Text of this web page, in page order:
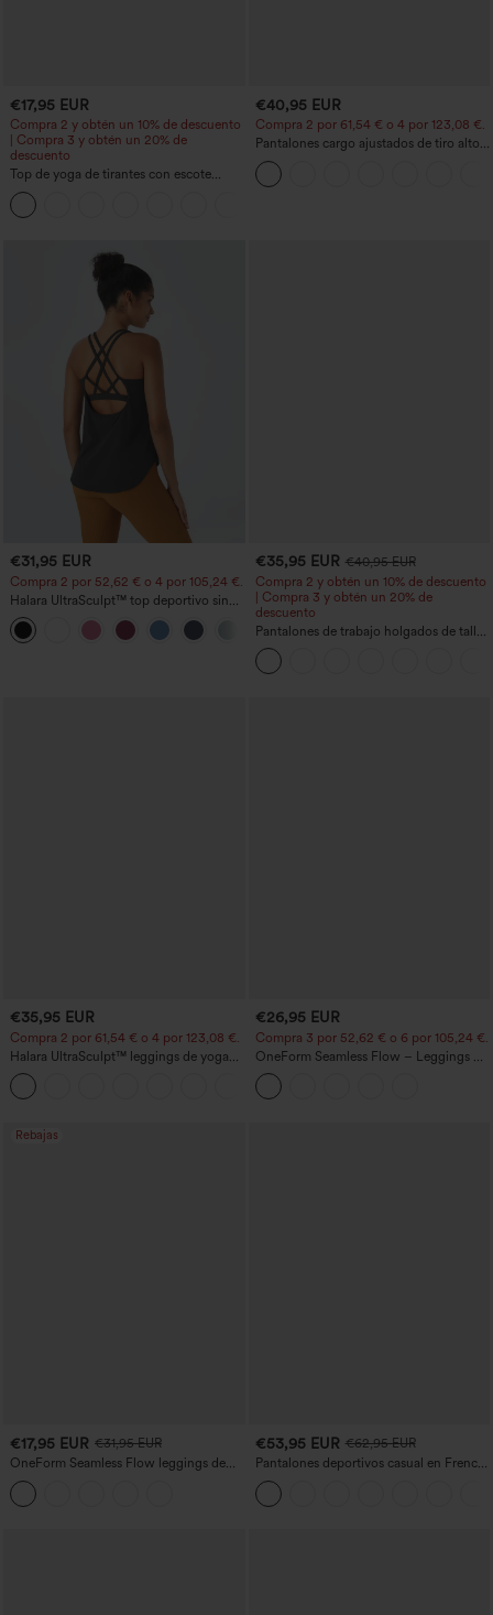
€17,95 EUR
Compra 2 y obtén un 10% de descuento
| Compra 3 y obtén un 20% de
descuento
Top de yoga de tirantes con escote
redondo, fruncido y tacto fresco -
UPF50+
€40,95 EUR
Compra 2 por 61,54 € o 4 por 123,08 €.
Pantalones cargo ajustados de tiro alto
con múltiples bolsillos y cremallera con
botones
€31,95 EUR
Compra 2 por 52,62 € o 4 por 105,24 €.
Halara UltraSculpt™ top deportivo sin
mangas con escote redondo y bajo
curvo
+11
€35,95 EUR €40,95 EUR
Compra 2 y obtén un 10% de descuento
| Compra 3 y obtén un 20% de
descuento
Pantalones de trabajo holgados de talle
medio con bolsillos y pernera estilo
barril
€35,95 EUR
Compra 2 por 61,54 € o 4 por 123,08 €.
Halara UltraSculpt™ leggings de yoga
bootcut de talle alto con control
abdominal, efecto moldeador y bolsillos
€26,95 EUR
Compra 3 por 52,62 € o 6 por 105,24 €.
OneForm Seamless Flow – Leggings de
yoga sin costuras, tiro medio, control de
abdomen y realce de glúteos
Rebajas
€17,95 EUR €31,95 EUR
OneForm Seamless Flow leggings de
yoga de talle alto con control abdominal
y realce de glúteos
€53,95 EUR €62,95 EUR
Pantalones deportivos casual en French
terry con estampado denim, tiro medio,
estilo jeans y bolsillos